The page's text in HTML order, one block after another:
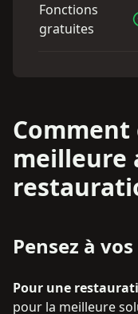
Fonctions
gratuites
meilleure
Pensez à
Pour une
pour la meilleure